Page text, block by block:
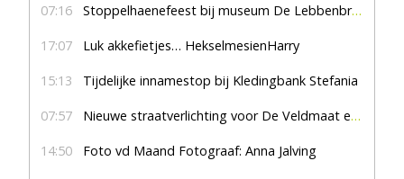
07:16 Stoppelhaenefeest bij museum De Lebbenbrugge
17:07 Luk akkefietjes… HekselmesienHarry
15:13 Tijdelijke innamestop bij Kledingbank Stefania
07:57 Nieuwe straatverlichting voor De Veldmaat en De Pas
14:50 Foto vd Maand Fotograaf: Anna Jalving